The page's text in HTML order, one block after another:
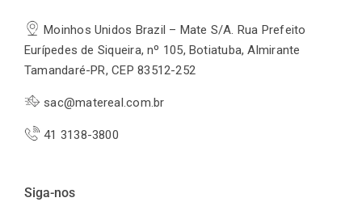
Moinhos Unidos Brazil – Mate S/A. Rua Prefeito
Eurípedes de Siqueira, nº 105, Botiatuba, Almirante
Tamandaré-PR, CEP 83512-252
sac@matereal.com.br
41 3138-3800
Siga-nos